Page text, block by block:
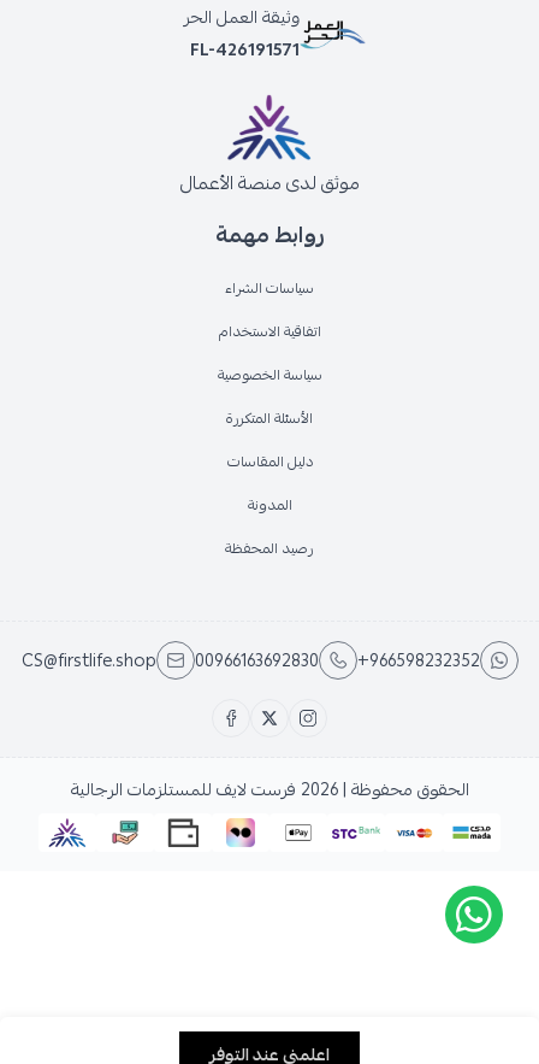
اعلمني عند التوفر
روابط مهمة
سياسات الشراء
اتفاقية الاستخدام
سياسة الخصوصية
الأسئلة المتكررة
دليل المقاسات
المدونة
رصيد المحفظة
وثيقة العمل الحر
FL-426191571
موثق لدى منصة الأعمال
+966598232352
00966163692830
CS@firstlife.shop
الحقوق محفوظة | 2026 فرست لايف للمستلزمات الرجالية